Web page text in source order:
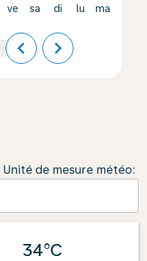
ve sa di lu ma
chevron_left chevron_right
Unité de mesure météo:
34°C